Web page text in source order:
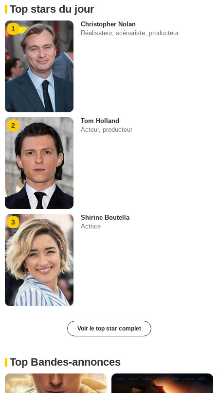
Top stars du jour
1
Christopher Nolan
Réalisateur, scénariste, producteur
2
Tom Holland
Acteur, producteur
3
Shirine Boutella
Actrice
Voir le top star complet
Top Bandes-annonces